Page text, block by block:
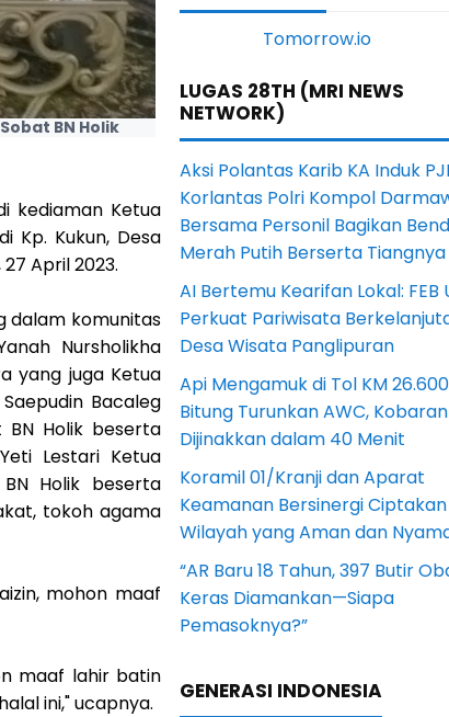
BN Holik
kediaman Ketua
Kp. Kukun, Desa
April 2023.
dalam komunitas
Nursholikha
yang juga Ketua
Bacaleg
BN Holik beserta
Lestari Ketua
Holik beserta
tokoh agama
mohon maaf
maaf lahir batin
ini," ucapnya.
LUGAS 28TH (MRI NEWS
NETWORK)
Aksi Polantas Karib KA Induk
Korlantas Polri Kompol
Bersama Personil Bagikan
Merah Putih Berserta Tiangnya
AI Bertemu Kearifan Lokal: FEB
Perkuat Pariwisata
Desa Wisata Panglipuran
Api Mengamuk di Tol KM
Bitung Turunkan AWC, Kobaran
Dijinakkan dalam 40 Menit
Koramil 01/Kranji dan Aparat
Keamanan Bersinergi Ciptakan
Wilayah yang Aman dan
“AR Baru 18 Tahun, 397 Butir
Keras Diamankan—Siapa
Pemasoknya?”
GENERASI INDONESIA